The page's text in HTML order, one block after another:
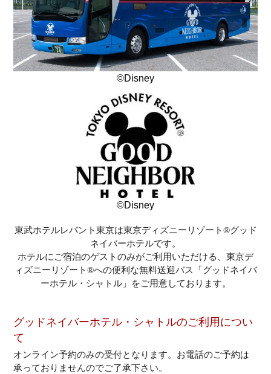
©Disney
©Disney
東武ホテルレバント東京は東京ディズニーリゾート®グッド
ネイバーホテルです。
ホテルにご宿泊のゲストのみがご利用いただける、東京デ
ィズニーリゾート®への便利な無料送迎バス 「グッドネイバ
ーホテル・シャトル」をご用意しております。
グッドネイバーホテル・シャトルのご利用につい
て
オンライン予約のみの受付となります。お電話のご予約は
承っておりませんのでご了承下さい。